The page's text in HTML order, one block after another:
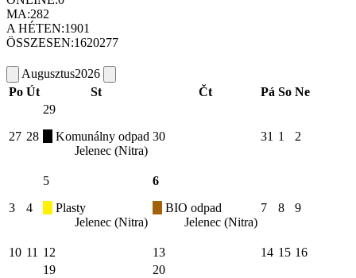
MA:282
A HÉTEN:1901
ÖSSZESEN:1620277
Augusztus2026
Po Út St Čt Pá So Ne
27 28
29
Komunálny odpad
Jelenec (Nitra)
30 31 1 2
3 4
5
Plasty
Jelenec (Nitra)
6
BIO odpad
Jelenec (Nitra)
7 8 9
10 11 12 13 14 15 16
19
20